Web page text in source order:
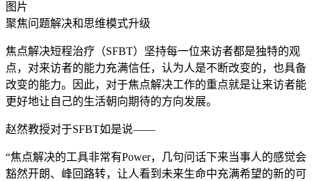
图片
聚焦问题解决和思维模式升级
焦点解决短程治疗（SFBT）坚持每一位来访者都是独特的观
点，对来访者的能力充满信任，认为人是不断改变的，也具备
改变的能力。因此，对于焦点解决工作的重点就是让来访者能
更好地让自己的生活朝向期待的方向发展。
赵然教授对于SFBT如是说——
“焦点解决的工具非常有Power，几句问话下来当事人的感觉会
豁然开朗、峰回路转，让人看到未来生命中充满希望的新的可